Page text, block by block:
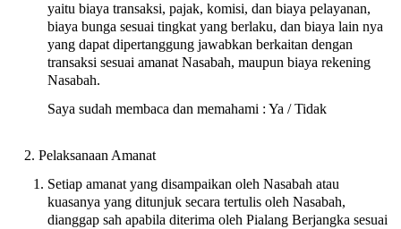
yaitu biaya transaksi, pajak, komisi, dan biaya pelayanan,
biaya bunga sesuai tingkat yang berlaku, dan biaya lain nya
yang dapat dipertanggung jawabkan berkaitan dengan
transaksi sesuai amanat Nasabah, maupun biaya rekening
Nasabah.
Saya sudah membaca dan memahami : Ya / Tidak
Pelaksanaan Amanat
Setiap amanat yang disampaikan oleh Nasabah atau
kuasanya yang ditunjuk secara tertulis oleh Nasabah,
dianggap sah apabila diterima oleh Pialang Berjangka sesuai